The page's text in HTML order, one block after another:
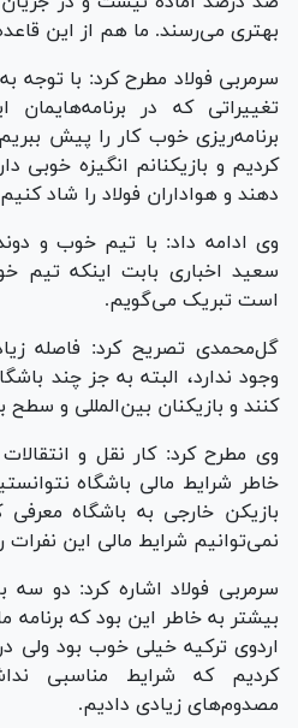
بهتری می‌رسند. ما هم از این
سرمربی فولاد مطرح کرد: با
تغییراتی که در
برنامه‌ریزی خوب کار را پیش
کردیم و بازیکنانم انگیزه خوبی
دهند و هواداران فولاد را شاد
وی ادامه داد: با تیم خوب و
سعید اخباری بابت اینکه تیم
است تبریک می‌گویم.
گل‌محمدی تصریح کرد: فاصله
وجود ندارد، البته به جز چند
کنند و بازیکنان بین‌المللی و سطح
وی مطرح کرد: کار نقل و
خاطر شرایط مالی باشگاه
بازیکن خارجی به باشگاه معرفی
نمی‌توانیم شرایط مالی این نفرات
سرمربی فولاد اشاره کرد: دو
بیشتر به خاطر این بود که
اردوی ترکیه خیلی خوب بود ولی
کردیم که شرایط مناسبی
مصدوم‌های زیادی دادیم.